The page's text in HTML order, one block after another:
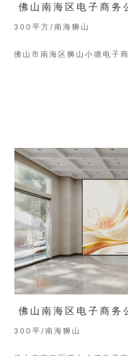
佛山南海区电子商务公
300平方/南海狮山
佛山市南海区狮山小塘电子
佛山南海区电子商务公
300平/南海狮山